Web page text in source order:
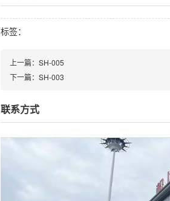
标签：
上一篇：SH-005
下一篇：SH-003
联系方式